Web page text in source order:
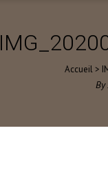
Accueil>
By